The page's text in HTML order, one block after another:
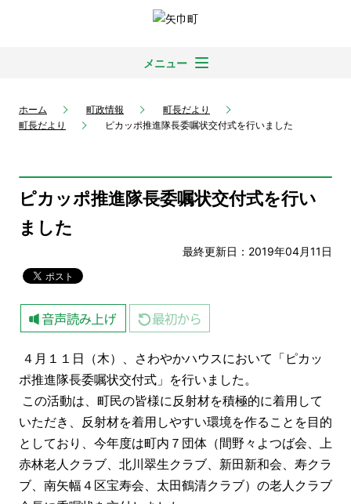
メニュー
ホーム 町政情報
町長だより
町長だより
ピカッポ推進隊長委嘱状交付式を行いました
ピカッポ推進隊長委嘱状交付式を行い
ました
最終更新日：2019年04月11日
４月１１日（木）、さわやかハウスにおいて「ピカッ
ポ推進隊長委嘱状交付式」を行いました。
この活動は、町民の皆様に反射材を積極的に着用して
いただき、反射材を着用しやすい環境を作ることを目的
としており、今年度は町内７団体（間野々よつば会、上
赤林老人クラブ、北川翠生クラブ、新田新和会、寿クラ
ブ、南矢幅４区宝寿会、太田鶴清クラブ）の老人クラブ